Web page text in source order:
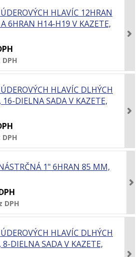
HLAVÍC 12HRAN
6HRAN H14-H19 V KAZETE,
HLAVÍC DLHÝCH
DIELNA SADA V KAZETE,
1" 6HRAN 85 MM,
DPH
HLAVÍC DLHÝCH
DIELNA SADA V KAZETE,